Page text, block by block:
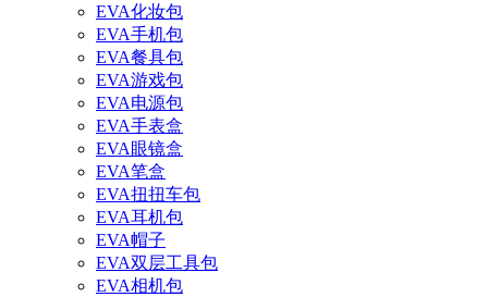
EVA化妆包
EVA手机包
EVA餐具包
EVA游戏包
EVA电源包
EVA手表盒
EVA眼镜盒
EVA笔盒
EVA扭扭车包
EVA耳机包
EVA帽子
EVA双层工具包
EVA相机包